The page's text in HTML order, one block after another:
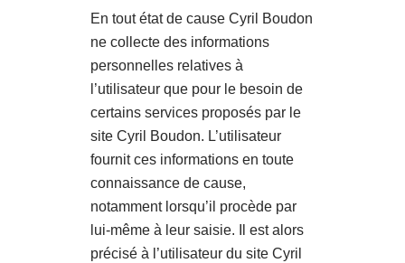
En tout état de cause Cyril Boudon
ne collecte des informations
personnelles relatives à
l’utilisateur que pour le besoin de
certains services proposés par le
site Cyril Boudon. L’utilisateur
fournit ces informations en toute
connaissance de cause,
notamment lorsqu’il procède par
lui-même à leur saisie. Il est alors
précisé à l’utilisateur du site Cyril